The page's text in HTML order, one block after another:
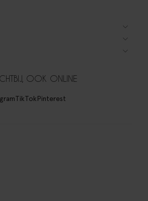
OOK ONLINE
TikTokPinterest